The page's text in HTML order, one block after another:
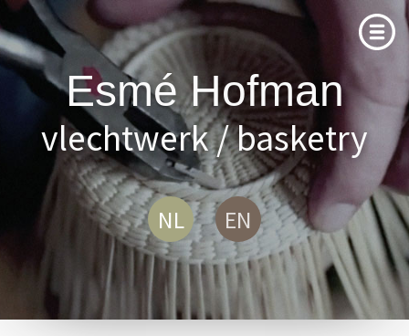
Home
Projecten
Collectie
Vlechtwerk
Restauratie
Esmé Hofman
vlechtwerk / basketry